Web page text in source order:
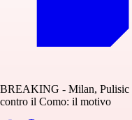
BREAKING - Milan, Pulisic
contro il Como: il motivo